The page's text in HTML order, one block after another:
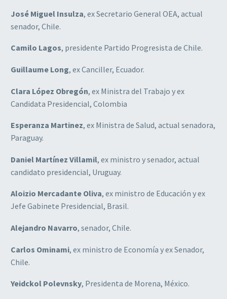
José Miguel Insulza, ex Secretario General OEA, actual
senador, Chile.
Camilo Lagos, presidente Partido Progresista de Chile.
Guillaume Long, ex Canciller, Ecuador.
Clara López Obregón, ex Ministra del Trabajo y ex
Candidata Presidencial, Colombia
Esperanza Martinez, ex Ministra de Salud, actual senadora,
Paraguay.
Daniel Martínez Villamil, ex ministro y senador, actual
candidato presidencial, Uruguay.
Aloizio Mercadante Oliva, ex ministro de Educación y ex
Jefe Gabinete Presidencial, Brasil.
Alejandro Navarro, senador, Chile.
Carlos Ominami, ex ministro de Economía y ex Senador,
Chile.
Yeidckol Polevnsky, Presidenta de Morena, México.